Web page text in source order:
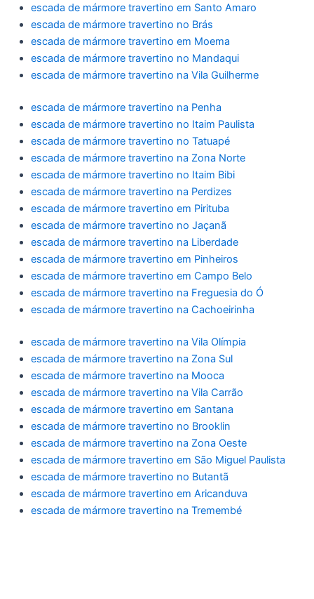
escada de mármore travertino em Santo Amaro
escada de mármore travertino no Brás
escada de mármore travertino em Moema
escada de mármore travertino no Mandaqui
escada de mármore travertino na Vila Guilherme
escada de mármore travertino na Penha
escada de mármore travertino no Itaim Paulista
escada de mármore travertino no Tatuapé
escada de mármore travertino na Zona Norte
escada de mármore travertino no Itaim Bibi
escada de mármore travertino na Perdizes
escada de mármore travertino em Pirituba
escada de mármore travertino no Jaçanã
escada de mármore travertino na Liberdade
escada de mármore travertino em Pinheiros
escada de mármore travertino em Campo Belo
escada de mármore travertino na Freguesia do Ó
escada de mármore travertino na Cachoeirinha
escada de mármore travertino na Vila Olímpia
escada de mármore travertino na Zona Sul
escada de mármore travertino na Mooca
escada de mármore travertino na Vila Carrão
escada de mármore travertino em Santana
escada de mármore travertino no Brooklin
escada de mármore travertino na Zona Oeste
escada de mármore travertino em São Miguel Paulista
escada de mármore travertino no Butantã
escada de mármore travertino em Aricanduva
escada de mármore travertino na Tremembé